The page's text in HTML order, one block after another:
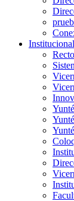
Institucional